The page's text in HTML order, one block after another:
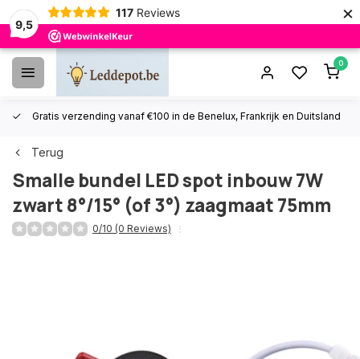
9,5
117 Reviews ×
0
Gratis verzending vanaf €100 in de Benelux, Frankrijk en Duitsland
Terug
Smalle bundel LED spot inbouw 7W
zwart 8°/15° (of 3°) zaagmaat 75mm
0/10 (0 Reviews)